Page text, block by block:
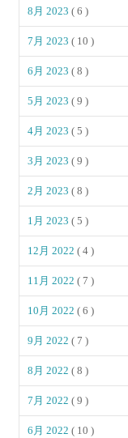
8月 2023( 6 )
7月 2023( 10 )
6月 2023( 8 )
5月 2023( 9 )
4月 2023( 5 )
3月 2023( 9 )
2月 2023( 8 )
1月 2023( 5 )
12月 2022( 4 )
11月 2022( 7 )
10月 2022( 6 )
9月 2022( 7 )
8月 2022( 8 )
7月 2022( 9 )
6月 2022( 10 )